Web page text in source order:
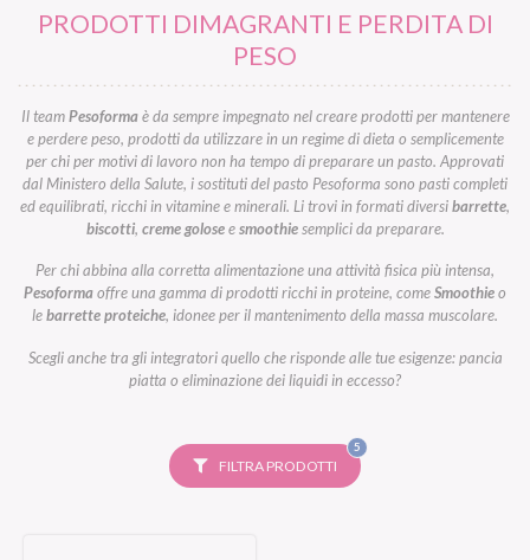
PRODOTTI DIMAGRANTI E PERDITA DI
PESO
Il teamPesoformaè da sempre impegnato nel creare prodotti per mantenere
e perdere peso, prodotti da utilizzare in un regime di dieta o semplicemente
per chi per motivi di lavoro non ha tempo di preparare un pasto. Approvati
dal Ministero della Salute, i sostituti del pasto Pesoforma sono pasti completi
ed equilibrati, ricchi in vitamine e minerali. Li trovi in formati diversibarrette,
biscotti, creme goloseesmoothiesemplici da preparare.
Per chi abbina alla corretta alimentazione una attività fisica più intensa,
Pesoformaoffre una gamma di prodotti ricchi in proteine, comeSmoothieo
lebarrette proteiche, idonee per il mantenimento della massa muscolare.
Scegli anche tra gli integratori quello che risponde alle tue esigenze: pancia
piatta o eliminazione dei liquidi in eccesso?
FILTRA PRODOTTI
5FILTRI
SELEZIONATI